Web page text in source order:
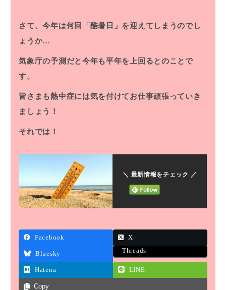
さて、今年は何回「酷暑日」を迎えてしまうのでし
ょうか…
気象庁の予測だと今年も平年を上回るとのことで
す。
皆さまも熱中症には気を付けてお仕事頑張っていき
ましょう！
それでは！
＼ 最新情報をチェック ／
Facebook X
Bluesky Threads
Hatena LINE
Copy